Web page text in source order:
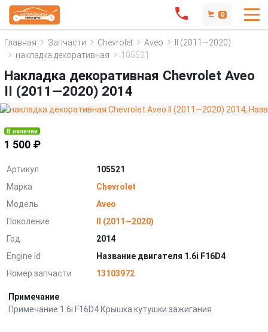
0
Главная Запчасти Chevrolet Aveo
II (2011—2020)
накладка декоративная
105521
Накладка декоративная Chevrolet Aveo
II (2011—2020) 2014
В наличии
1 500 ₽
Артикул
105521
Марка
Chevrolet
Модель
Aveo
Поколение
II (2011—2020)
Год
2014
Engine Id
Название двигателя 1.6i F16D4
Номер запчасти
13103972
Примечание
Примечание:1.6i F16D4 Крышка кутушки зажигания